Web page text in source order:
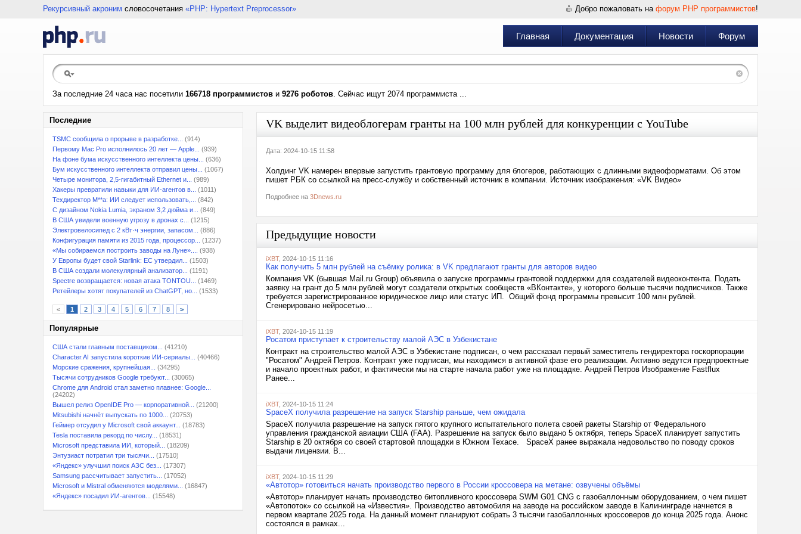
Рекурсивный акроним словосочетания «PHP: Hypertext Preprocessor» Добро пожаловать на форум PHP программистов!
Главная Документация Новости Форум
За последние 24 часа нас посетили 166718 программистов и 9276 роботов. Сейчас ищут 2074 программиста ...
Последние
TSMC сообщила о прорыве в разработке...
(914)
Первому Mac Pro исполнилось 20 лет — Apple...
(939)
На фоне бума искусственного интеллекта цены...
(636)
Бум искусственного интеллекта отправил цены...
(1067)
Четыре монитора, 2,5-гигабитный Ethernet и...
(989)
Хакеры превратили навыки для ИИ-агентов в...
(1011)
Техдиректор M**a: ИИ следует использовать,...
(842)
С дизайном Nokia Lumia, экраном 3,2 дюйма и...
(849)
В США увидели военную угрозу в дронах с...
(1215)
Электровелосипед с 2 кВт·ч энергии, запасом...
(886)
Конфигурация памяти из 2015 года, процессор...
(1237)
«Мы собираемся построить заводы на Луне»....
(938)
У Европы будет свой Starlink: ЕС утвердил...
(1503)
В США создали молекулярный анализатор...
(1191)
Spectre возвращается: новая атака TONTOU...
(1469)
Ретейлеры хотят покупателей из ChatGPT, но...
(1533)
< 1 2 3 4 5 6 7 8 >
Популярные
США стали главным поставщиком...
(41210)
Character.AI запустила короткие ИИ-сериалы...
(40466)
Морские сражения, крупнейшая...
(34295)
Тысячи сотрудников Google требуют...
(30065)
Chrome для Android стал заметно плавнее: Google...
(24202)
Вышел релиз OpenIDE Pro — корпоративной...
(21200)
Mitsubishi начнёт выпускать по 1000...
(20753)
Геймер отсудил у Microsoft свой аккаунт...
(18783)
Tesla поставила рекорд по числу...
(18531)
Microsoft представила ИИ, который...
(18209)
Энтузиаст потратил три тысячи...
(17510)
«Яндекс» улучшил поиск АЗС без...
(17307)
Samsung рассчитывает запустить...
(17052)
Microsoft и Mistral обменяются моделями...
(16847)
«Яндекс» посадил ИИ-агентов...
(15548)
VK выделит видеоблогерам гранты на 100 млн рублей для конкуренции с YouTube
Дата: 2024-10-15 11:58
Холдинг VK намерен впервые запустить грантовую программу для блогеров, работающих с длинными видеоформатами. Об этом
пишет РБК со ссылкой на пресс-службу и собственный источник в компании. Источник изображения: «VK Видео»
Подробнее на 3Dnews.ru
Предыдущие новости
iXBT, 2024-10-15 11:16
Как получить 5 млн рублей на съёмку ролика: в VK предлагают гранты для авторов видео
Компания VK (бывшая Mail.ru Group) объявила о запуске программы грантовой поддержки для создателей видеоконтента. Подать
заявку на грант до 5 млн рублей могут создатели открытых сообществ «ВКонтакте», у которого больше тысячи подписчиков. Также
требуется зарегистрированное юридическое лицо или статус ИП. Общий фонд программы превысит 100 млн рублей.
Сгенерировано нейросетью...
iXBT, 2024-10-15 11:19
Росатом приступает к строительству малой АЭС в Узбекистане
Контракт на строительство малой АЭС в Узбекистане подписан, о чем рассказал первый заместитель гендиректора госкорпорации
"Росатом" Андрей Петров. Контракт уже подписан, мы находимся в активной фазе его реализации. Активно ведутся предпроектные
и начало проектных работ, и фактически мы на старте начала работ уже на площадке. Андрей Петров Изображение Fastflux
Ранее...
iXBT, 2024-10-15 11:24
SpaceX получила разрешение на запуск Starship раньше, чем ожидала
SpaceX получила разрешение на запуск пятого крупного испытательного полета своей ракеты Starship от Федерального
управления гражданской авиации США (FAA). Разрешение на запуск было выдано 5 октября, теперь SpaceX планирует запустить
Starship в 20 октября со своей стартовой площадки в Южном Техасе. SpaceX ранее выражала недовольство по поводу сроков
выдачи лицензии. В...
iXBT, 2024-10-15 11:29
«Автотор» готовиться начать производство первого в России кроссовера на метане: озвучены объёмы
«Автотор» планирует начать производство битопливного кроссовера SWM G01 CNG с газобаллонным оборудованием, о чем пишет
«Автопоток» со ссылкой на «Известия». Производство автомобиля на заводе на российском заводе в Калининграде начнется в
первом квартале 2025 года. На данный момент планируют собрать 3 тысячи газобаллонных кроссоверов до конца 2025 года. Анонс
состоялся в рамках...